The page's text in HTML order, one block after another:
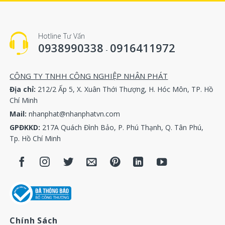
Separator 39726286, Separator 39727490, Separator
39733793, Separator 39734892, Separator 39737473,
Separator 39737493, Separator 39738265, Separator
39739578, Separator 39742861, Separator 39749973,
Separator 39750369, Separator 39751391, Separator
39760590, Separator 39760962, Separator 39760962,
Separator 39760970, Separator 39818968, Separator
39823018, Separator 39831862, Separator 39831862,
Separator 39831870, Separator 39831888, Separator
39831896, Separator 39831904, Separator 39831912,
Separator 39831920, Separator 39838162, Separator
39843693, Separator 39846787, Separator 39858683,
Separator 39858691, Separator 39863840, Separator
39863857, Separator 39863865, Separator 39863873,
39869706, Separator 39890660, Separator 39894597,
Hotline Tư Vấn
0938990338 - 0916411972
CÔNG TY TNHH CÔNG NGHIỆP NHÂN PHÁT
Địa chỉ: 212/2 Ấp 5, X. Xuân Thới Thượng, H. Hóc Môn, TP. Hồ
Chí Minh
Mail:nhanphat@nhanphatvn.com
GPĐKKD: 217A Quách Đình Bảo, P. Phú Thạnh, Q. Tân Phú,
Tp. Hồ Chí Minh
Chính Sách